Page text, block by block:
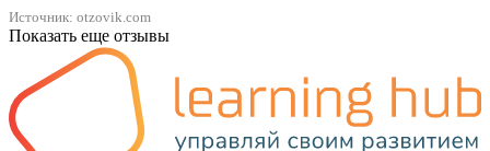
Источник: otzovik.com
Показать еще отзывы